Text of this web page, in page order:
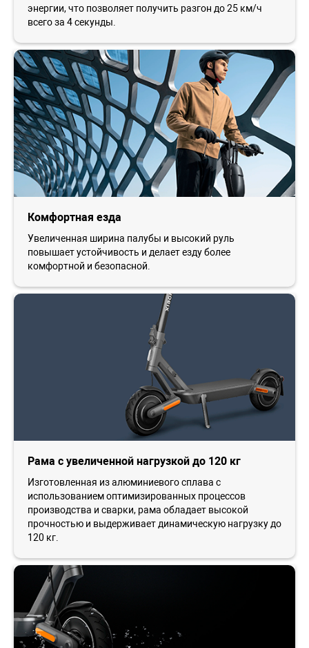
энергии, что позволяет получить разгон до 25 км/ч
всего за 4 секунды.
Комфортная езда
Увеличенная ширина палубы и высокий руль
повышает устойчивость и делает езду более
комфортной и безопасной.
Рама с увеличенной нагрузкой до 120 кг
Изготовленная из алюминиевого сплава с
использованием оптимизированных процессов
производства и сварки, рама обладает высокой
прочностью и выдерживает динамическую нагрузку до
120 кг.